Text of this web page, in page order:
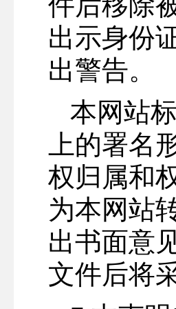
出示身份
出警告。
本网站
上的署名
权归属和
为本网站
出书面意
文件后将